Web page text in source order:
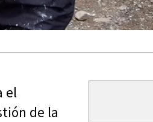
el
de la